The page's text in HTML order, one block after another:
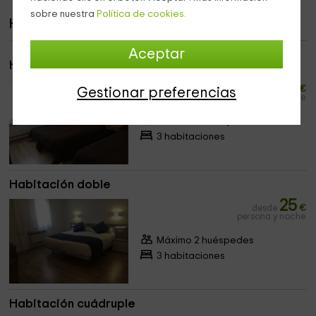
sobre nuestra Política de cookies.
Aceptar
Gestionar preferencias
Habitaciones
Habitación triple
€
persona y noche
3 habitaciones
Habitación doble
desde 25 €
persona y noche
Máximo 2 huéspedes
3 habitaciones
Habitación cuádruple